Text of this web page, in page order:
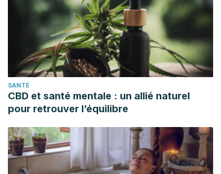
SANTÉ
CBD et santé mentale : un allié naturel
pour retrouver l’équilibre